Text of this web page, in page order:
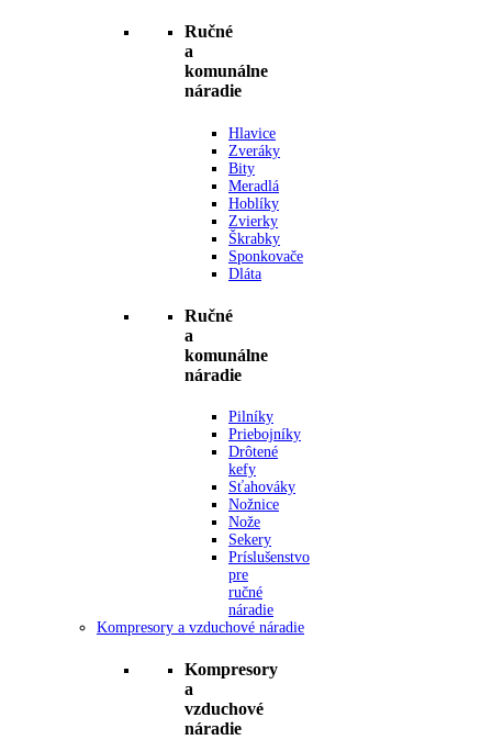
Ručné
a
komunálne
náradie
Hlavice
Zveráky
Bity
Meradlá
Hoblíky
Zvierky
Škrabky
Sponkovače
Dláta
Ručné
a
komunálne
náradie
Pilníky
Priebojníky
Drôtené
kefy
Sťahováky
Nožnice
Nože
Sekery
Príslušenstvo
pre
ručné
náradie
Kompresory a vzduchové náradie
Kompresory
a
vzduchové
náradie